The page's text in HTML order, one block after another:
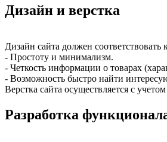
Дизайн и верстка
Дизайн сайта должен
- Простоту и минимализм.
- Четкость информации о товарах
- Возможность быстро найти
Верстка сайта осуществляется с
Разработка